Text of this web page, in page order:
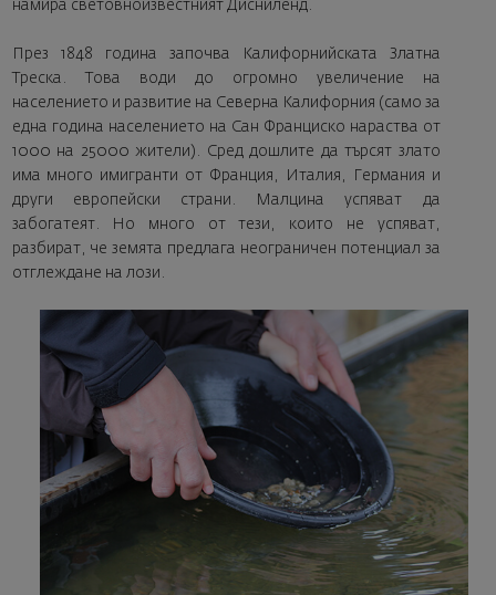
намира световноизвестният Дисниленд.
През 1848 година започва Калифорнийската Златна
Треска. Това води до огромно увеличение на
населението и развитие на Северна Калифорния (само за
една година населението на Сан Франциско нараства от
1000 на 25000 жители). Сред дошлите да търсят злато
има много имигранти от Франция, Италия, Германия и
други европейски страни. Малцина успяват да
забогатеят. Но много от тези, които не успяват,
разбират, че земята предлага неограничен потенциал за
отглеждане на лози.